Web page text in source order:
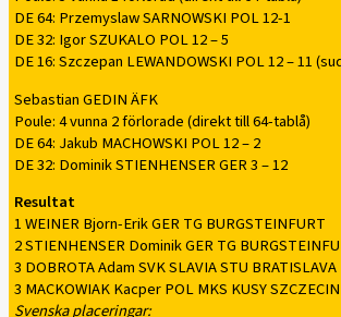
DE 64: Przemyslaw SARNOWSKI POL 12-1
DE 32: Igor SZUKALO POL 12 – 5
DE 16: Szczepan LEWANDOWSKI POL 12 – 11
Sebastian GEDIN ÄFK
Poule: 4 vunna 2 förlorade (direkt till 64-tablå)
DE 64: Jakub MACHOWSKI POL 12 – 2
DE 32: Dominik STIENHENSER GER 3 – 12
Resultat
1 WEINER Bjorn-Erik GER TG BURGSTEINFURT
2 STIENHENSER Dominik GER TG
3 DOBROTA Adam SVK SLAVIA STU BRATISLAVA
3 MACKOWIAK Kacper POL MKS KUSY SZCZECIN
Svenska placeringar: